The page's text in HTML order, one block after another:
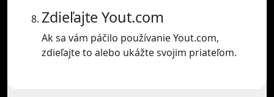
Zdieľajte Yout.com
Ak sa vám páčilo používanie Yout.com,
zdieľajte to alebo ukážte svojim priateľom.